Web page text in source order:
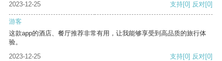
2023-12-25 支持[0] 反对[0]
游客
这款app的酒店、餐厅推荐非常有用，让我能够享受到高品质的旅行体
验。
2023-12-25
支持[0] 反对[0]